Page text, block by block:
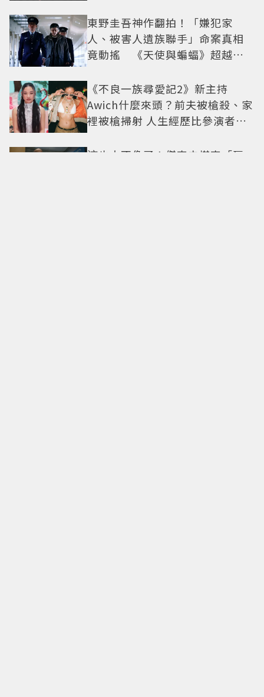
東野圭吾神作翻拍！「嫌犯家
人、被害人遺族聯手」命案真相
竟動搖 《天使與蝙蝠》超越懸
《不良一族尋愛記2》新主持
Awich什麼來頭？前夫被槍殺、家
裡被槍掃射 人生經歷比參演者還
這也太不像了！傑森史塔森「巨